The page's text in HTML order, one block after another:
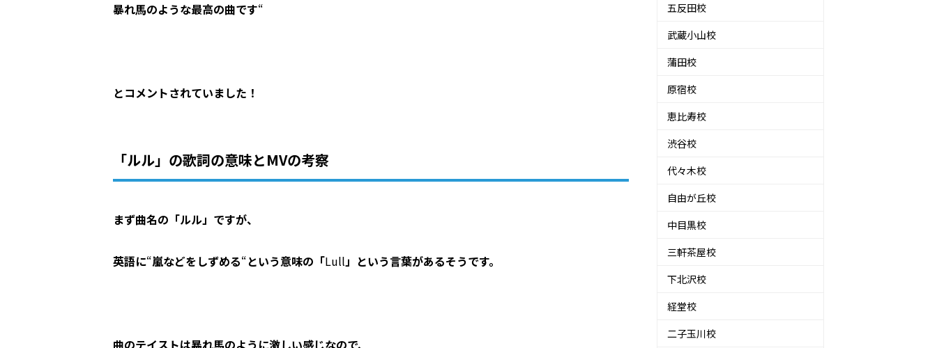
暴れ馬のような最高の曲です“
とコメントされていました！
「ルル」の歌詞の意味とMVの考察
まず曲名の「ルル」ですが、
英語に“嵐などをしずめる“という意味の 「Lull」という言葉があるそうです。
五反田校
武蔵小山校
蒲田校
原宿校
恵比寿校
渋谷校
代々木校
自由が丘校
中目黒校
三軒茶屋校
下北沢校
経堂校
二子玉川校